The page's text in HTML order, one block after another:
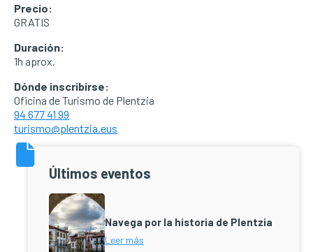
Precio:
GRATIS
Duración:
1h aprox.
Dónde inscribirse:
Oficina de Turismo de Plentzia
94 677 41 99
turismo@plentzia.eus
Últimos eventos
Navega por la historia de Plentzia
Leer más